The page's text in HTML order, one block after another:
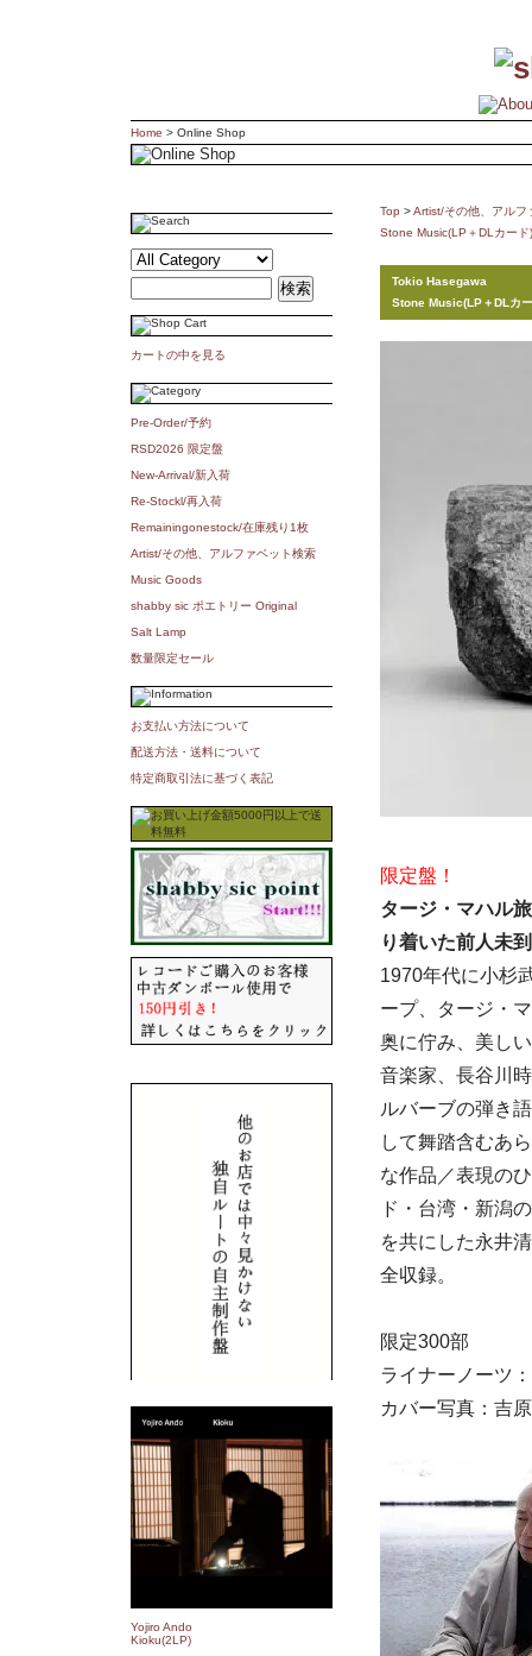
Home > Online Shop
カートの中を見る
Pre-Order/予約
RSD2026 限定盤
New-Arrival/新入荷
Re-Stockl/再入荷
Remainingonestock/在庫残り1枚
Artist/その他、アルファベット検索
Music Goods
shabby sic ポエトリー Original
Salt Lamp
数量限定セール
お支払い方法について
配送方法・送料について
特定商取引法に基づく表記
Yojiro Ando
Kioku(2LP)
Top >Artist/その他、アルフ
Stone Music(LP＋DLカード)
Tokio Hasegawa
Stone Music(LP＋DLカ
限定盤！
タージ・マハル
り着いた前人未
1970年代に小杉
ープ、タージ・
奥に佇み、美し
音楽家、長谷川
ルバーブの弾き
して舞踏含むあ
な作品／表現の
ド・台湾・新潟
を共にした永井
全収録。
限定300部
ライナーノーツ
カバー写真：吉